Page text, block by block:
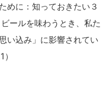
めに：知っておきたい３
ールを味わうとき、私た
い込み」に影響されてい